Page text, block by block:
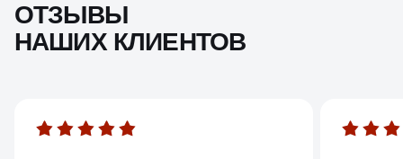
ОТЗЫВЫ
НАШИХ КЛИЕНТОВ